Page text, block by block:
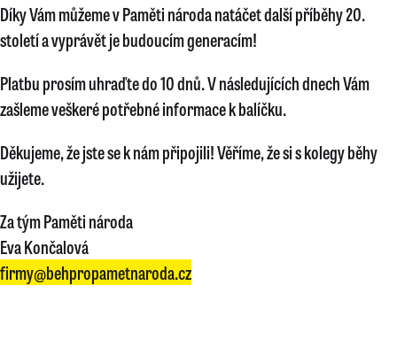
Díky Vám můžeme v Paměti národa natáčet další příběhy 20.
století a vyprávět je budoucím generacím!
Platbu prosím uhraďte do 10 dnů. V následujících dnech Vám
zašleme veškeré potřebné informace k balíčku.
Děkujeme, že jste se k nám připojili! Věříme, že si s kolegy běhy
užijete.
Za tým Paměti národa
Eva Končalová
firmy@behpropametnaroda.cz